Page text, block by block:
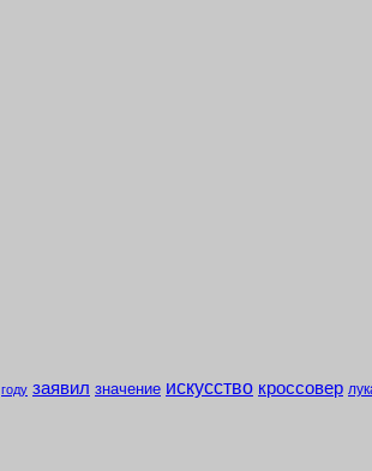
году заявил значение искусство кроссовер